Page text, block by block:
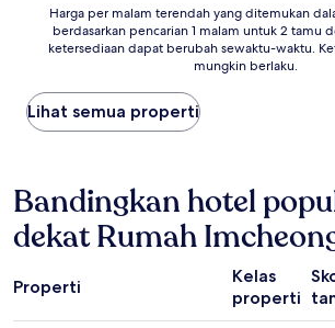
Harga
malam
yang
ditemukan
dalam
terakhir
berdasarkan
pencarian
1
untuk
Harga per malam terendah yang ditemukan
berdasarkan pencarian 1 malam untuk 2 tamu
ketersediaan dapat berubah sewaktu-waktu.
mungkin berlaku.
Lihat semua properti
Bandingkan hotel
dekat Rumah
Properti
Kelas
properti